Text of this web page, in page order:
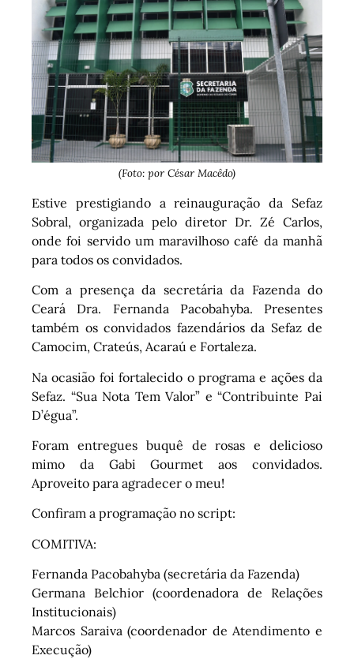
(Foto: por César Macêdo)
Estive prestigiando a reinauguração da Sefaz
Sobral, organizada pelo diretor Dr. Zé Carlos,
onde foi servido um maravilhoso café da manhã
para todos os convidados.
Com a presença da secretária da Fazenda do
Ceará Dra. Fernanda Pacobahyba. Presentes
também os convidados fazendários da Sefaz de
Camocim, Crateús, Acaraú e Fortaleza.
Na ocasião foi fortalecido o programa e ações da
Sefaz. “Sua Nota Tem Valor” e “Contribuinte Pai
D’égua”.
Foram entregues buquê de rosas e delicioso
mimo da Gabi Gourmet aos convidados.
Aproveito para agradecer o meu!
Confiram a programação no script:
COMITIVA:
Fernanda Pacobahyba (secretária da Fazenda)
Germana Belchior (coordenadora de Relações
Institucionais)
Marcos Saraiva (coordenador de Atendimento e
Execução)